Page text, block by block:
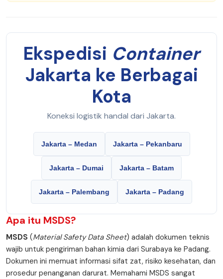
Ekspedisi Container
Jakarta ke Berbagai
Kota
Koneksi logistik handal dari Jakarta.
Jakarta – Medan Jakarta – Pekanbaru
Jakarta – Dumai Jakarta – Batam
Jakarta – Palembang Jakarta – Padang
Apa itu MSDS?
MSDS (Material Safety Data Sheet) adalah dokumen teknis
wajib untuk pengiriman bahan kimia dari Surabaya ke Padang.
Dokumen ini memuat informasi sifat zat, risiko kesehatan, dan
prosedur penanganan darurat. Memahami MSDS sangat